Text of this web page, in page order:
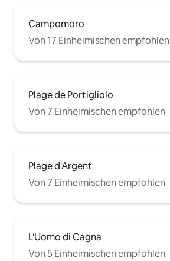
Campomoro
Von 17 Einheimischen empfohlen
Plage de Portigliolo
Von 7 Einheimischen empfohlen
Plage d'Argent
Von 7 Einheimischen empfohlen
L'Uomo di Cagna
Von 5 Einheimischen empfohlen